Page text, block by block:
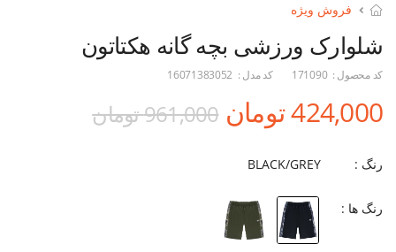
فروش ویژه
شلوارک ورزشی بچه گانه هکتاتون
کد محصول : 171090 کد مدل : 16071383052
424,000 تومان 961,000 تومان
رنگ : BLACK/GREY
رنگ ها :